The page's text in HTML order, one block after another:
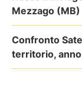
Mezzago (MB)
Confronto
territorio,